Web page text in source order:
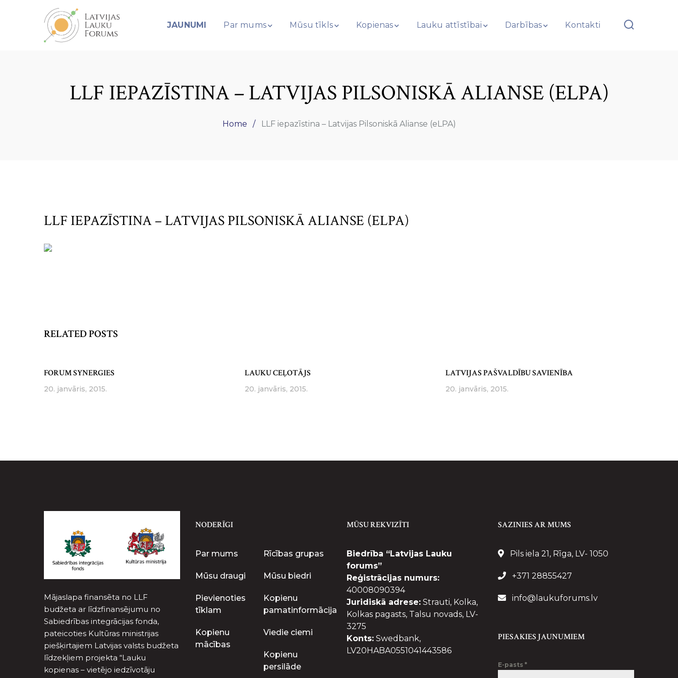
JAUNUMI Par mums Mūsu tīkls Kopienas Lauku attīstībai Darbības Kontakti
LLF IEPAZĪSTINA – LATVIJAS PILSONISKĀ ALIANSE (ELPA)
Home LLF iepazīstina – Latvijas Pilsoniskā Alianse (eLPA)
LLF IEPAZĪSTINA – LATVIJAS PILSONISKĀ ALIANSE (ELPA)
RELATED POSTS
FORUM SYNERGIES
20. janvāris, 2015.
LAUKU CEĻOTĀJS
20. janvāris, 2015.
LATVIJAS PAŠVALDĪBU SAVIENĪBA
20. janvāris, 2015.
Mājaslapa finansēta no LLF
budžeta ar līdzfinansējumu no
Sabiedrības integrācijas fonda,
pateicoties Kultūras ministrijas
piešķirtajiem Latvijas valsts budžeta
līdzekļiem projekta “Lauku
kopienas – vietējo iedzīvotāju
NODERĪGI
Par mums Rīcības grupas
Mūsu draugi Mūsu biedri
Pievienoties
tīklam
Kopienu
pamatinformācija
Kopienu
mācības
Viedie ciemi
Kopienu
persilāde
MŪSU REKVIZĪTI
Biedrība “Latvijas Lauku
forums”
Reģistrācijas numurs:
40008090394
Juridiskā adrese: Strauti, Kolka,
Kolkas pagasts, Talsu novads, LV-
3275
Konts: Swedbank,
LV20HABA0551041443586
SAZINIES AR MUMS
Pils iela 21, Rīga, LV- 1050
+371 28855427
info@laukuforums.lv
PIESAKIES JAUNUMIEM
E-pasts *